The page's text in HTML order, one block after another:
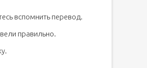
вспомнить перевод.
правильно.